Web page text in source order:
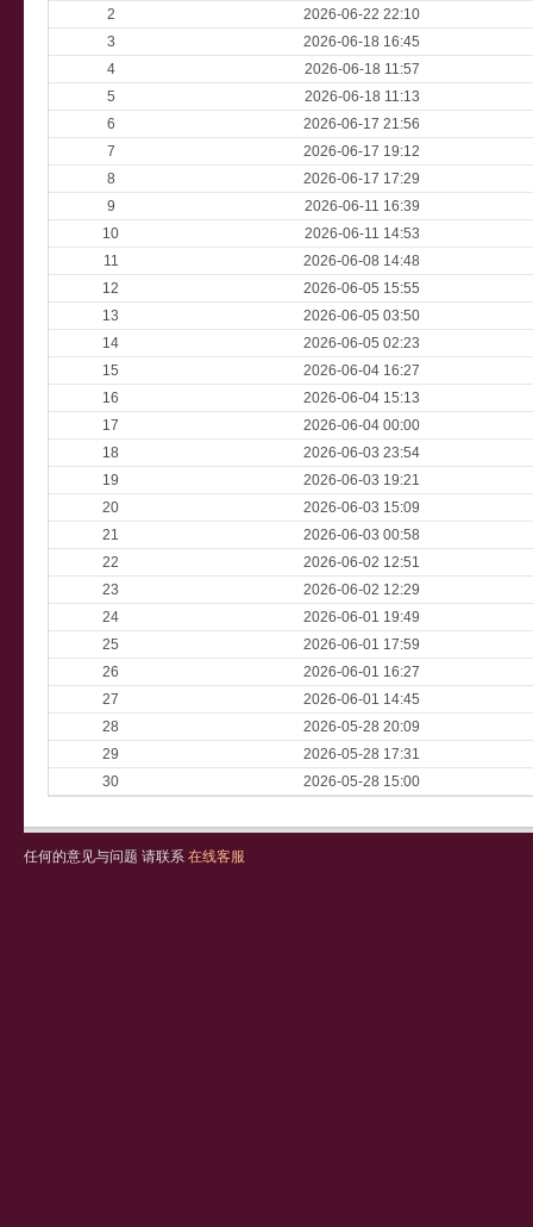
2
2026-06-22 22:10
3
2026-06-18 16:45
4
2026-06-18 11:57
5
2026-06-18 11:13
6
2026-06-17 21:56
7
2026-06-17 19:12
8
2026-06-17 17:29
9
2026-06-11 16:39
10
2026-06-11 14:53
11
2026-06-08 14:48
12
2026-06-05 15:55
13
2026-06-05 03:50
14
2026-06-05 02:23
15
2026-06-04 16:27
16
2026-06-04 15:13
17
2026-06-04 00:00
18
2026-06-03 23:54
19
2026-06-03 19:21
20
2026-06-03 15:09
21
2026-06-03 00:58
22
2026-06-02 12:51
23
2026-06-02 12:29
24
2026-06-01 19:49
25
2026-06-01 17:59
26
2026-06-01 16:27
27
2026-06-01 14:45
28
2026-05-28 20:09
29
2026-05-28 17:31
30
2026-05-28 15:00
任何的意见与问题 请联系 在线客服